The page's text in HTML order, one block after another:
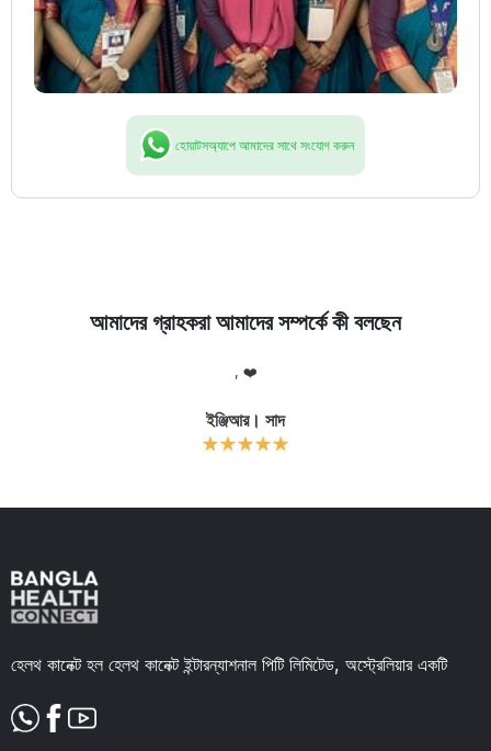
হোয়াটসঅ্যাপে আমাদের সাথে সংযোগ করুন
আমাদের গ্রাহকরা আমাদের সম্পর্কে কী বলছেন
, ❤️
ইঞ্জিআর। সাদ
হেলথ কানেক্ট হল হেলথ কানেক্ট ইন্টারন্যাশনাল পিটি লিমিটেড, অস্ট্রেলিয়ার একটি